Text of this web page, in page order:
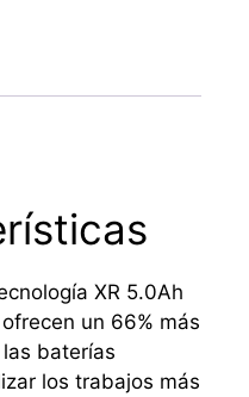
XR 5.0Ah
un 66% más
baterías
los trabajos más